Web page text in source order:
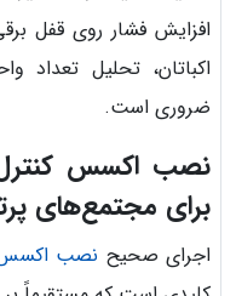
افزایش فشار روی قفل
اکباتان، تحلیل
ضروری است.
نصب اکسس کنترل
برای مجتمع‌های
اجرای صحیح نصب اکسس